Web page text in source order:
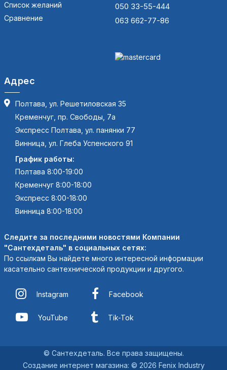
Список желаний
Сравнение
050 33-55-444
063 662-77-86
Адрес
Полтава, ул. Решетиловская 35
Кременчуг, пр. Свободы, 7а
Экспресс Полтава, ул. панянки 77
Винница, ул. Глеба Успенского 91
График работы:
Полтава 8:00-19:00
Кременчуг 8:00-18:00
Экспресс 8:00-18:00
Винница 8:00-18:00
Следите за последними новостями Компании
"Сантехдеталь" в социальных сетях:
По ссылкам Вы найдете много интересной информации
касательно сантехнической продукции и другого.
Instagram Facebook
YouTube Tik-Tok
© Сантехдеталь. Все права защищены.
Создание интернет магазина: © 2026 Fenix Industry